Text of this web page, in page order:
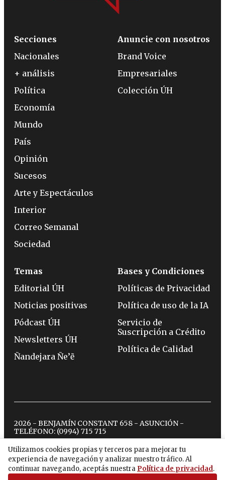
Utilizamos cookies propias y terceros para mejorar tu
experiencia de navegación y analizar nuestro tráfico. Al
continuar navegando, aceptás nuestra Política de privacidad.
Secciones
Nacionales
+ análisis
Política
Economía
Mundo
País
Opinión
Sucesos
Arte y Espectáculos
Interior
Correo Semanal
Sociedad
Anuncie con nosotros
Brand Voice
Empresariales
Colección ÚH
Temas
Editorial ÚH
Noticias positivas
Pódcast ÚH
Newsletters ÚH
Ñandejara Ñe’ẽ
Bases y Condiciones
Políticas de Privacidad
Política de uso de la IA
Servicio de
Suscripción a Crédito
Política de Calidad
2026 - BENJAMÍN CONSTANT 658 - ASUNCIÓN -
TELÉFONO: (0994) 715 715
twitterinstagram
facebook
tiktokyoutubespotify